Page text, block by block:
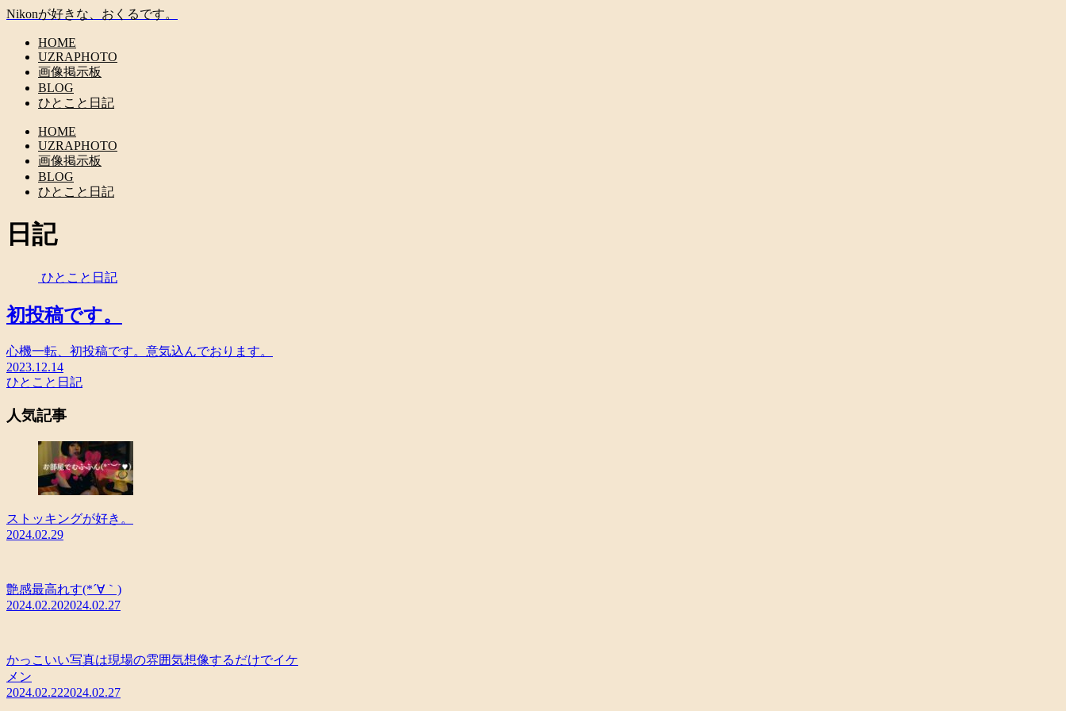
Nikonが好きな、おくるです。
HOME
UZRAPHOTO
画像掲示板
BLOG
ひとこと日記
HOME
UZRAPHOTO
画像掲示板
BLOG
ひとこと日記
日記
ひとこと日記
初投稿です。
心機一転、初投稿です。意気込んでおります。
2023.12.14
ひとこと日記
人気記事
ストッキングが好き。
2024.02.29
艶感最高れす(*´∀｀)
2024.02.202024.02.27
かっこいい写真は現場の雰囲気想像するだけでイケ
メン
2024.02.222024.02.27